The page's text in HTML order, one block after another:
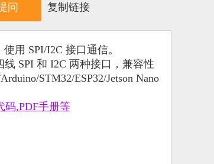
问 复制链接
用 SPI/I2C 接口通信。
SPI 和 I2C 两种接口，兼容性
STM32/ESP32/Jetson Nano
码,PDF手册等